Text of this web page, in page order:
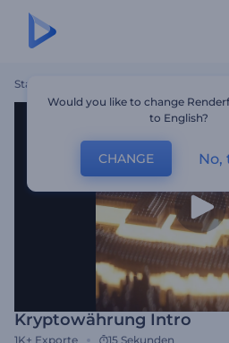
Startseite
Kryptowährung Intro
1K+ Exporte 15 Sekunden
Would you like to change
to English?
CHANGE No,